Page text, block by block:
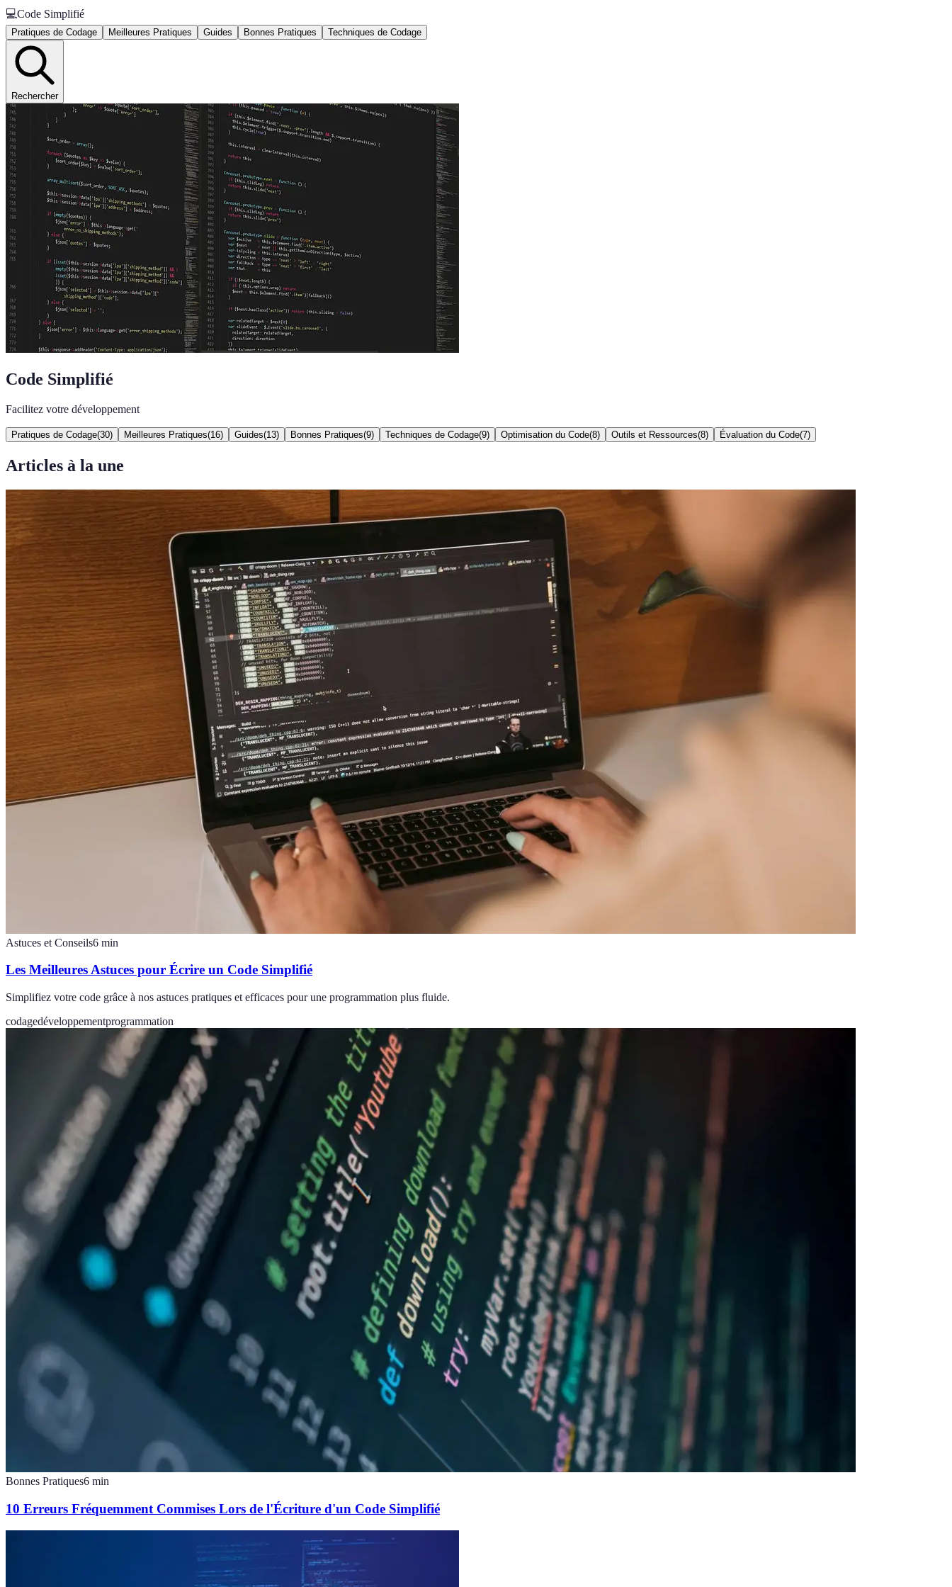
💻Code Simplifié
Pratiques de Codage Meilleures Pratiques Guides Bonnes Pratiques Techniques de Codage
Rechercher
Code Simplifié
Facilitez votre développement
Pratiques de Codage(30) Meilleures Pratiques(16) Guides(13) Bonnes Pratiques(9) Techniques de Codage(9) Optimisation du Code(8) Outils et Ressources(8) Évaluation du Code(7)
Articles à la une
Astuces et Conseils6 min
Les Meilleures Astuces pour Écrire un Code Simplifié
Simplifiez votre code grâce à nos astuces pratiques et efficaces pour une programmation plus fluide.
codagedéveloppementprogrammation
Bonnes Pratiques6 min
10 Erreurs Fréquemment Commises Lors de l'Écriture d'un Code Simplifié